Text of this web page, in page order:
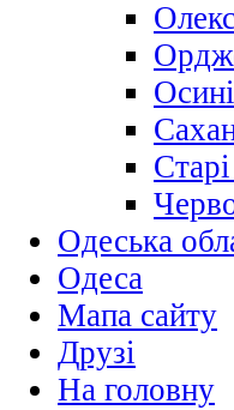
Одеська
Одеса
Мапа сайту
Друзі
На головну